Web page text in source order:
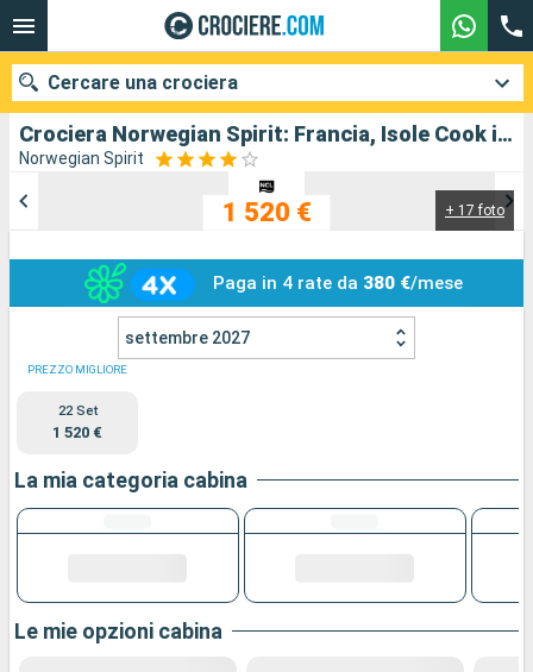
Crociera Norwegian Spirit: Francia, Isole Cook in partenza da Papeete
Norwegian Spirit
+ 17 foto
1 520 €
Paga in 4 rate da 380 €/mese
settembre 2027
PREZZO MIGLIORE
22 Set
1 520 €
La mia categoria cabina
Le mie opzioni cabina
Cercare una crociera
Le nostre destinazioni
Mesi di partenza
Compagnie